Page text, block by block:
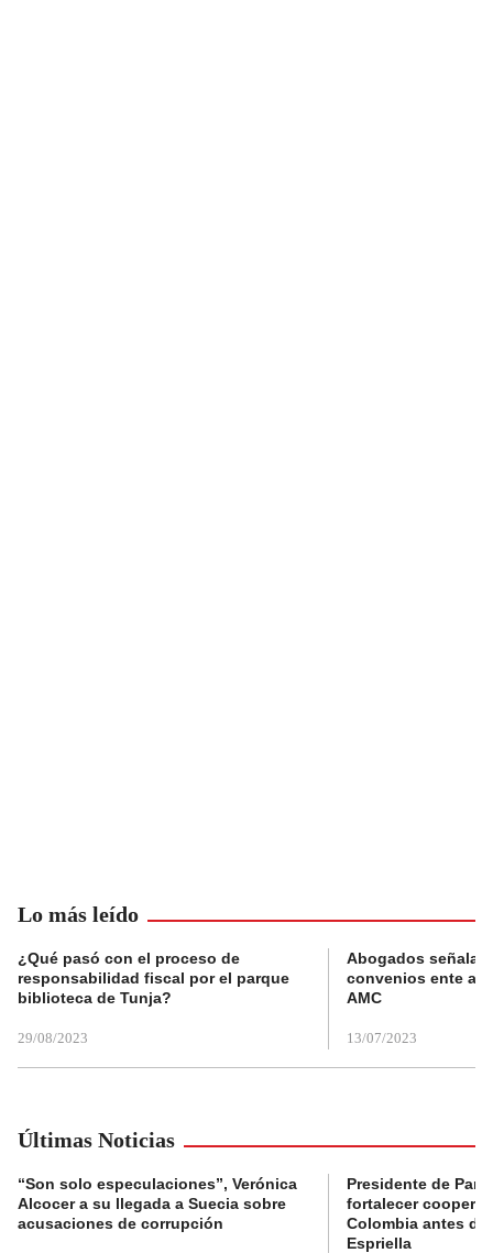
Lo más leído
¿Qué pasó con el proceso de
responsabilidad fiscal por el parque
biblioteca de Tunja?
29/08/2023
Abogados
convenios ente
AMC
13/07/2023
Últimas Noticias
“Son solo especulaciones”, Verónica
Alcocer a su llegada a Suecia sobre
acusaciones de corrupción
Presidente de
fortalecer
Colombia antes de
Espriella